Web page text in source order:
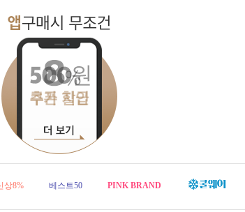
상8% 베스트50 PINK BRAND